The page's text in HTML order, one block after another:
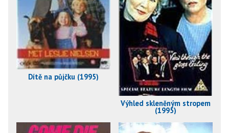
Dítě na půjčku (1995)
Výhled skleněným stropem
(1995)